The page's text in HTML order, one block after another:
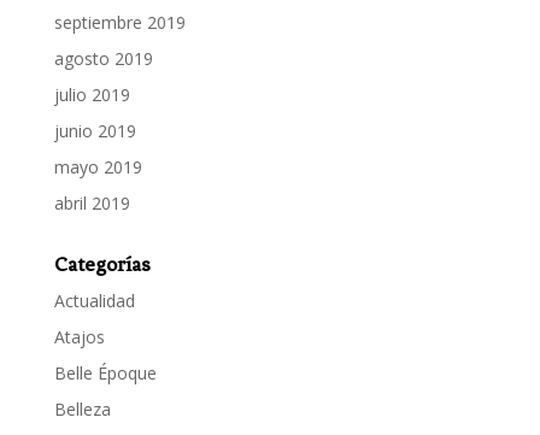
septiembre 2019
agosto 2019
julio 2019
junio 2019
mayo 2019
abril 2019
Categorías
Actualidad
Atajos
Belle Époque
Belleza